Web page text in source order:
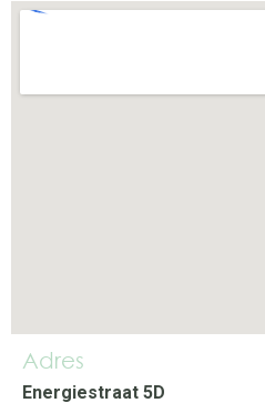
Adres
Energiestraat 5D